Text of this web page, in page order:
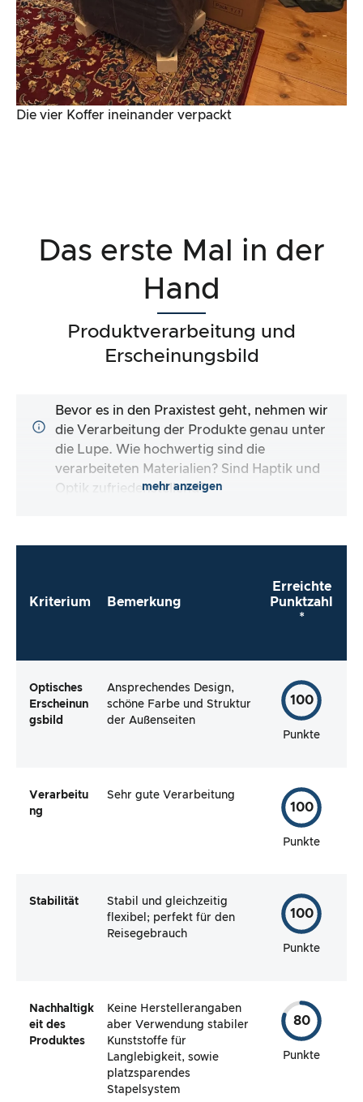
Die vier Koffer ineinander verpackt
Das erste Mal in der
Hand
Produktverarbeitung und
Erscheinungsbild
Bevor es in den Praxistest geht, nehmen wir
die Verarbeitung der Produkte genau unter
die Lupe. Wie hochwertig sind die
verarbeiteten Materialien? Sind Haptik und
Optik zufriedenstellend?
mehr anzeigen
Kriterium Bemerkung
Erreichte
Punktzahl
*
Optisches
Erscheinun
gsbild
Ansprechendes Design,
schöne Farbe und Struktur
der Außenseiten
100
Punkte
Verarbeitu
ng
Sehr gute Verarbeitung
100
Punkte
Stabilität
Stabil und gleichzeitig
flexibel; perfekt für den
Reisegebrauch
100
Punkte
Nachhaltigk
eit des
Produktes
Keine Herstellerangaben
aber Verwendung stabiler
Kunststoffe für
Langlebigkeit, sowie
platzsparendes
Stapelsystem
80
Punkte